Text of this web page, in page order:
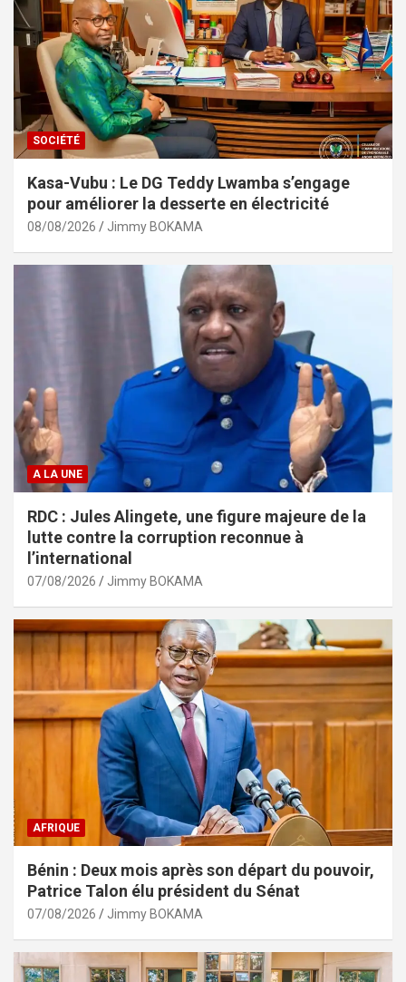
SOCIÉTÉ
Kasa-Vubu : Le DG Teddy Lwamba s’engage
pour améliorer la desserte en électricité
08/08/2026 Jimmy BOKAMA
A LA UNE
RDC : Jules Alingete, une figure majeure de la
lutte contre la corruption reconnue à
l’international
07/08/2026 Jimmy BOKAMA
AFRIQUE
Bénin : Deux mois après son départ du pouvoir,
Patrice Talon élu président du Sénat
07/08/2026 Jimmy BOKAMA